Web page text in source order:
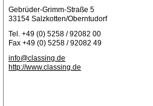
Gebrüder-Grimm-Straße 5
33154 Salzkotten/Oberntudorf
Tel. +49 (0) 5258 / 92082 00
Fax +49 (0) 5258 / 92082 49
info@classing.de
http://www.classing.de